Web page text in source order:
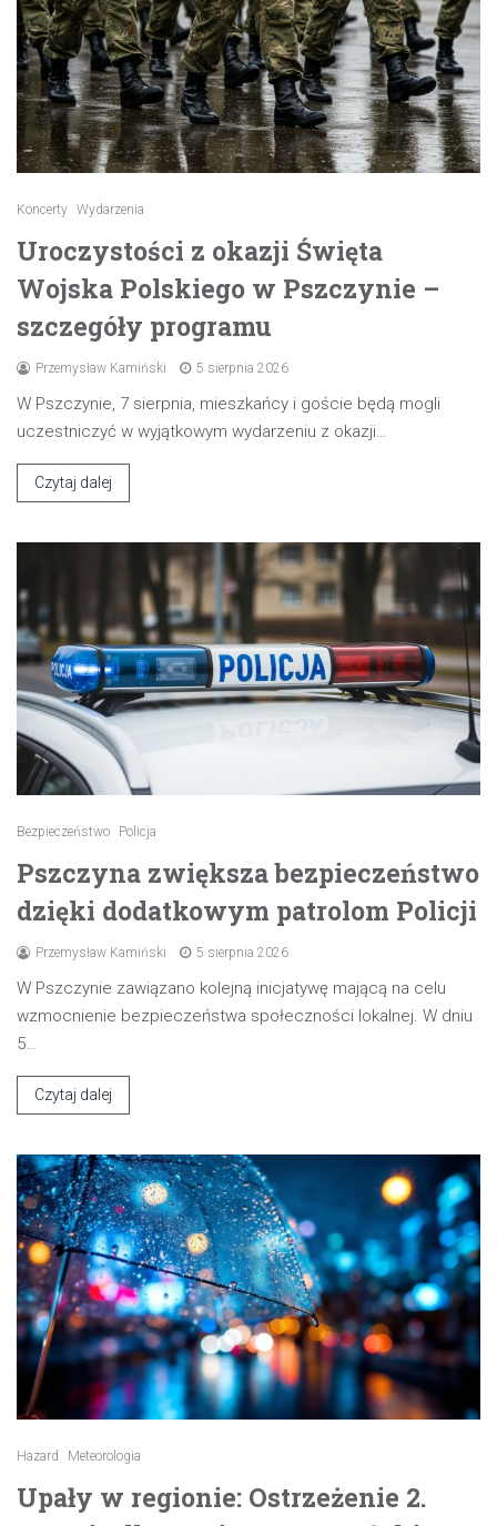
Koncerty Wydarzenia
Uroczystości z okazji Święta
Wojska Polskiego w Pszczynie –
szczegóły programu
Przemysław Kamiński 5 sierpnia 2026
W Pszczynie, 7 sierpnia, mieszkańcy i goście będą mogli
uczestniczyć w wyjątkowym wydarzeniu z okazji…
Czytaj dalej
Bezpieczeństwo Policja
Pszczyna zwiększa bezpieczeństwo
dzięki dodatkowym patrolom Policji
Przemysław Kamiński 5 sierpnia 2026
W Pszczynie zawiązano kolejną inicjatywę mającą na celu
wzmocnienie bezpieczeństwa społeczności lokalnej. W dniu
5…
Czytaj dalej
Hazard Meteorologia
Upały w regionie: Ostrzeżenie 2.